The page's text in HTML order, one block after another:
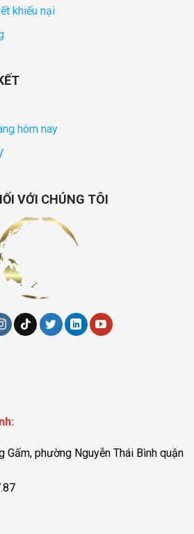
khiếu nại
hôm nay
VỚI CHÚNG TÔI
Gấm, phường Nguyễn Thái Bình quận